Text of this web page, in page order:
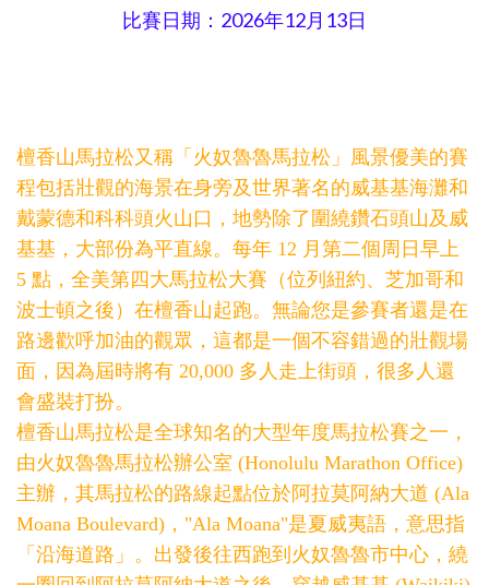
比賽日期：2026年12月13日
檀香山馬拉松又稱「火奴魯魯馬拉松」風景優美的賽
程包括壯觀的海景在身旁及世界著名的威基基海灘和
戴蒙德和科科頭火山口，地勢除了圍繞鑽石頭山及威
基基，大部份為平直線。每年 12 月第二個周日早上
5 點，全美第四大馬拉松大賽（位列紐約、芝加哥和
波士頓之後）在檀香山起跑。無論您是參賽者還是在
路邊歡呼加油的觀眾，這都是一個不容錯過的壯觀場
面，因為屆時將有 20,000 多人走上街頭，很多人還
會盛裝打扮。
檀香山馬拉松是全球知名的大型年度馬拉松賽之一，
由火奴魯魯馬拉松辦公室 (Honolulu Marathon Office)
主辦，其馬拉松的路線起點位於阿拉莫阿納大道 (Ala
Moana Boulevard)，"Ala Moana"是夏威夷語，意思指
「沿海道路」。出發後往西跑到火奴魯魯市中心，繞